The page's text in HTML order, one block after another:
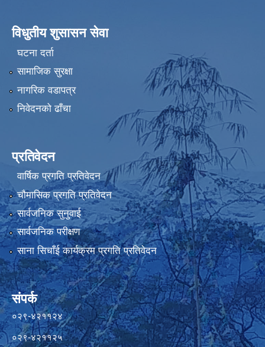
विधुतीय शुसासन सेवा
घटना दर्ता
सामाजिक सुरक्षा
नागरिक वडापत्र
निवेदनको ढाँचा
प्रतिवेदन
वार्षिक प्रगति प्रतिवेदन
चौमासिक प्रगति प्रतिवेदन
सार्वजनिक सुनुवाई
सार्वजनिक परीक्षण
साना सिचाँई कार्यक्रम प्रगति प्रतिवेदन
संपर्क
०२९-४२११२४
०२९-४२११२५